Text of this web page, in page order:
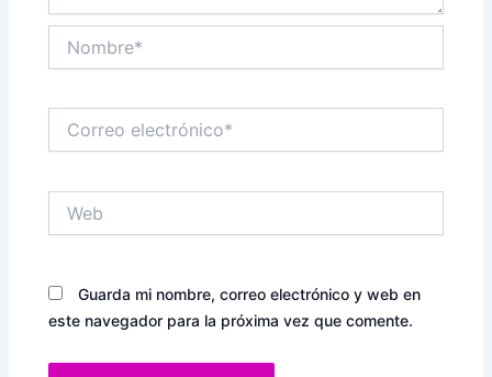
electrónico*
Guarda mi nombre, correo electrónico y web en
este navegador para la próxima vez que comente.